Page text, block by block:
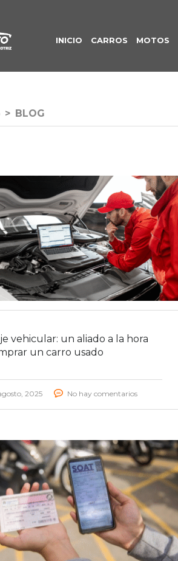
INICIO CARROS MOTOS
> BLOG
vehicular: un aliado a la hora
un carro usado
2025 No hay comentarios